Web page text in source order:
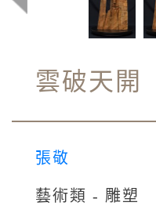
雲破天開
張敬
藝術類 - 雕塑